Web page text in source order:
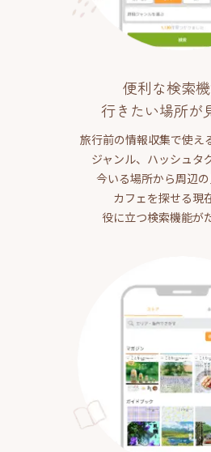
便利な検索
行きたい場所が
旅行前の情報収集で使え
ジャンル、ハッシュタ
今いる場所から周辺
カフェを探せる現
役に立つ検索機能が